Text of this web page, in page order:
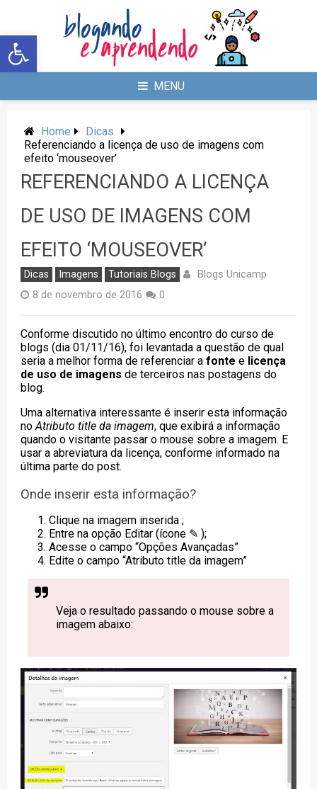
Abrir a barra de ferramentas
MENU
Home
Dicas
Referenciando a licença de uso de imagens com
efeito ‘mouseover’
REFERENCIANDO A LICENÇA
DE USO DE IMAGENS COM
EFEITO ‘MOUSEOVER’
Dicas Imagens Tutoriais Blogs Blogs Unicamp
8 de novembro de 2016 0
Conforme discutido no último encontro do curso de
blogs (dia 01/11/16), foi levantada a questão de qual
seria a melhor forma de referenciar a fonte elicença
de uso de imagens de terceiros nas postagens do
blog.
Uma alternativa interessante é inserir esta informação
noAtributo title da imagem, que exibirá a informação
quando o visitante passar o mouse sobre a imagem. E
usar a abreviatura da licença, conforme informado na
última parte do post.
Onde inserir esta informação?
Clique na imagem inserida ;
Entre na opção Editar (ícone ✎ );
Acesse o campo “Opções Avançadas”
Edite o campo “Atributo title da imagem”
Veja o resultado passando o mouse sobre a
imagem abaixo: